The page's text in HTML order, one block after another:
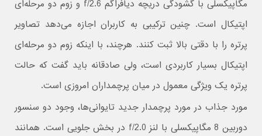
مگاپیکسلی با گشودگی دریچه دیافراگم f/2.6 و زوم دو مرحله‌ای
اپتیکال است. چنین ترکیبی به کاربران اجازه می‌دهد تصاویر
پرتره را با دقتی بالا ثبت کنند. هرچند، با اینکه زوم دو مرحله‌ای
اپتیکال بسیار کاربردی است، ولی صادقانه باید گفت که حالت
پرتره یک ویژگی معمول در میان پرچمداران امروزی است.
مورد جذاب در مورد پرچمدار جدید تایوانی‌ها، وجود دو سنسور
دوربین 8 مگاپیکسلی با لنز f/2.0 در بخش جلویی است. همانند